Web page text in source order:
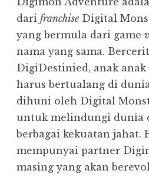
dari franchise Digital
yang bermula dari game
nama yang sama.
DigiDestinied, anak
harus bertualang di
dihuni oleh Digital
untuk melindungi dunia
berbagai kekuatan jahat.
mempunyai partner
masing yang akan